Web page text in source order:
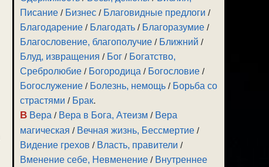
Писание / Бизнес / Благовидные предлоги /
Благодарение / Благодать / Благоразумие /
Благословение, благополучие / Ближний /
Блуд, извращения / Бог / Богатство,
Сребролюбие / Богородица / Богословие /
Богослужение / Болезнь, немощь / Борьба со
страстями / Брак.
В Вера / Вера в Бога, Атеизм / Вера
магическая / Вечная жизнь, Бессмертие /
Видение грехов / Власть, правители /
Вменение себе, Невменение / Внутреннее